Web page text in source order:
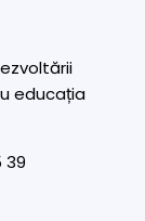
educația